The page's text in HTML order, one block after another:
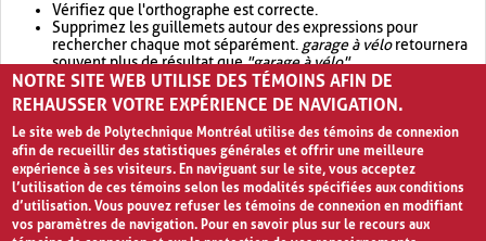
Vérifiez que l'orthographe est correcte.
Supprimez les guillemets autour des expressions pour
rechercher chaque mot séparément. garage à véloretournera
souvent plus de résultat que"garage à vélo".
Envisagez d'élargir votre recherche avec OR.garage OR vélo
retournera souvent plus de résultat quegarage à vélo
NOTRE SITE WEB UTILISE DES TÉMOINS AFIN DE
REHAUSSER VOTRE EXPÉRIENCE DE NAVIGATION.
Le site web de Polytechnique Montréal utilise des témoins de connexion
afin de recueillir des statistiques générales et offrir une meilleure
expérience à ses visiteurs. En naviguant sur le site, vous acceptez
l’utilisation de ces témoins selon les modalités spécifiées aux conditions
d’utilisation. Vous pouvez refuser les témoins de connexion en modifiant
vos paramètres de navigation. Pour en savoir plus sur le recours aux